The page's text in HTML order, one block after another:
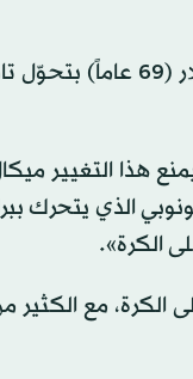
وضمن السياق ذاته، أشاد اللاعب
هذا التغيير
الذي يتحرك
الكرة».
مع الكثير من